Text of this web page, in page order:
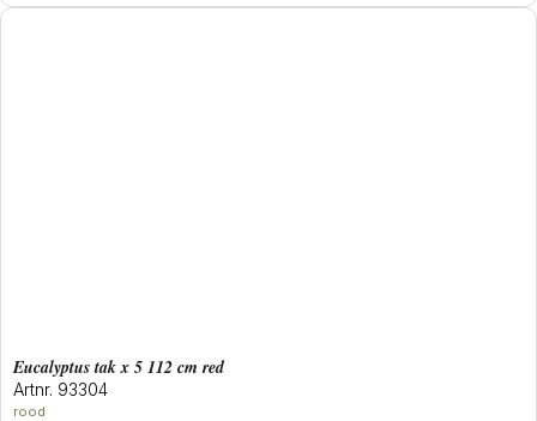
eucalyptus tak x 5 112 cm red
Artnr. 93304
rood